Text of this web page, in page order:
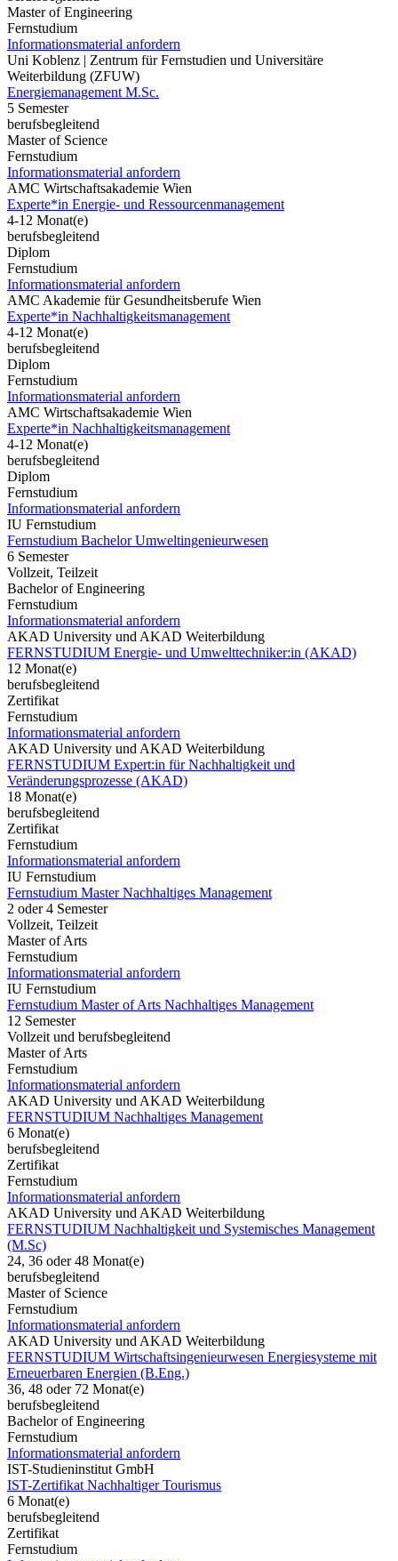
Master of Engineering
Fernstudium
Informationsmaterial anfordern
Uni Koblenz | Zentrum für Fernstudien und Universitäre
Weiterbildung (ZFUW)
Energiemanagement M.Sc.
5 Semester
berufsbegleitend
Master of Science
Fernstudium
Informationsmaterial anfordern
AMC Wirtschaftsakademie Wien
Experte*in Energie- und Ressourcenmanagement
4-12 Monat(e)
berufsbegleitend
Diplom
Fernstudium
Informationsmaterial anfordern
AMC Akademie für Gesundheitsberufe Wien
Experte*in Nachhaltigkeitsmanagement
4-12 Monat(e)
berufsbegleitend
Diplom
Fernstudium
Informationsmaterial anfordern
AMC Wirtschaftsakademie Wien
Experte*in Nachhaltigkeitsmanagement
4-12 Monat(e)
berufsbegleitend
Diplom
Fernstudium
Informationsmaterial anfordern
IU Fernstudium
Fernstudium Bachelor Umweltingenieurwesen
6 Semester
Vollzeit, Teilzeit
Bachelor of Engineering
Fernstudium
Informationsmaterial anfordern
AKAD University und AKAD Weiterbildung
FERNSTUDIUM Energie- und Umwelttechniker:in (AKAD)
12 Monat(e)
berufsbegleitend
Zertifikat
Fernstudium
Informationsmaterial anfordern
AKAD University und AKAD Weiterbildung
FERNSTUDIUM Expert:in für Nachhaltigkeit und
Veränderungsprozesse (AKAD)
18 Monat(e)
berufsbegleitend
Zertifikat
Fernstudium
Informationsmaterial anfordern
IU Fernstudium
Fernstudium Master Nachhaltiges Management
2 oder 4 Semester
Vollzeit, Teilzeit
Master of Arts
Fernstudium
Informationsmaterial anfordern
IU Fernstudium
Fernstudium Master of Arts Nachhaltiges Management
12 Semester
Vollzeit und berufsbegleitend
Master of Arts
Fernstudium
Informationsmaterial anfordern
AKAD University und AKAD Weiterbildung
FERNSTUDIUM Nachhaltiges Management
6 Monat(e)
berufsbegleitend
Zertifikat
Fernstudium
Informationsmaterial anfordern
AKAD University und AKAD Weiterbildung
FERNSTUDIUM Nachhaltigkeit und Systemisches Management
(M.Sc)
24, 36 oder 48 Monat(e)
berufsbegleitend
Master of Science
Fernstudium
Informationsmaterial anfordern
AKAD University und AKAD Weiterbildung
FERNSTUDIUM Wirtschaftsingenieurwesen Energiesysteme mit
Erneuerbaren Energien (B.Eng.)
36, 48 oder 72 Monat(e)
berufsbegleitend
Bachelor of Engineering
Fernstudium
Informationsmaterial anfordern
IST-Studieninstitut GmbH
IST-Zertifikat Nachhaltiger Tourismus
6 Monat(e)
berufsbegleitend
Zertifikat
Fernstudium